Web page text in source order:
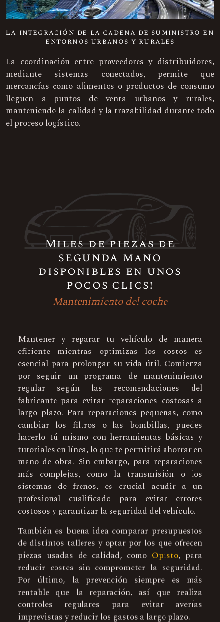
La integración de la cadena de suministro en
entornos urbanos y rurales
La coordinación entre proveedores y distribuidores,
mediante sistemas conectados, permite que
mercancías como alimentos o productos de consumo
lleguen a puntos de venta urbanos y rurales,
manteniendo la calidad y la trazabilidad durante todo
el proceso logístico.
Miles de piezas de
segunda mano
disponibles en unos
pocos clics!
Mantenimiento del coche
Mantener y reparar tu vehículo de manera
eficiente mientras optimizas los costos es
esencial para prolongar su vida útil. Comienza
por seguir un programa de mantenimiento
regular según las recomendaciones del
fabricante para evitar reparaciones costosas a
largo plazo. Para reparaciones pequeñas, como
cambiar los filtros o las bombillas, puedes
hacerlo tú mismo con herramientas básicas y
tutoriales en línea, lo que te permitirá ahorrar en
mano de obra. Sin embargo, para reparaciones
más complejas, como la transmisión o los
sistemas de frenos, es crucial acudir a un
profesional cualificado para evitar errores
costosos y garantizar la seguridad del vehículo.
También es buena idea comparar presupuestos
de distintos talleres y optar por los que ofrecen
piezas usadas de calidad, como Opisto, para
reducir costes sin comprometer la seguridad.
Por último, la prevención siempre es más
rentable que la reparación, así que realiza
controles regulares para evitar averías
imprevistas y reducir los gastos a largo plazo.